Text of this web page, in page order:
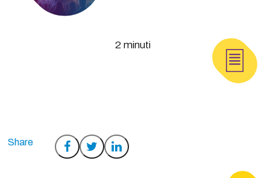
2 minuti
Condividi
CondividiCondividi